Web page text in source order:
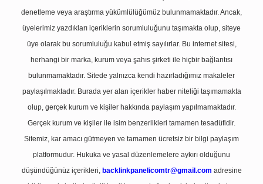
denetleme veya araştırma yükümlülüğümüz bulunmamaktadır. Ancak,
üyelerimiz yazdıkları içeriklerin sorumluluğunu taşımakta olup, siteye
üye olarak bu sorumluluğu kabul etmiş sayılırlar. Bu internet sitesi,
herhangi bir marka, kurum veya şahıs şirketi ile hiçbir bağlantısı
bulunmamaktadır. Sitede yalnızca kendi hazırladığımız makaleler
paylaşılmaktadır. Burada yer alan içerikler haber niteliği taşımamakta
olup, gerçek kurum ve kişiler hakkında paylaşım yapılmamaktadır.
Gerçek kurum ve kişiler ile isim benzerlikleri tamamen tesadüfidir.
Sitemiz, kar amacı gütmeyen ve tamamen ücretsiz bir bilgi paylaşım
platformudur. Hukuka ve yasal düzenlemelere aykırı olduğunu
düşündüğünüz içerikleri, backlinkpanelicomtr@gmail.com adresine